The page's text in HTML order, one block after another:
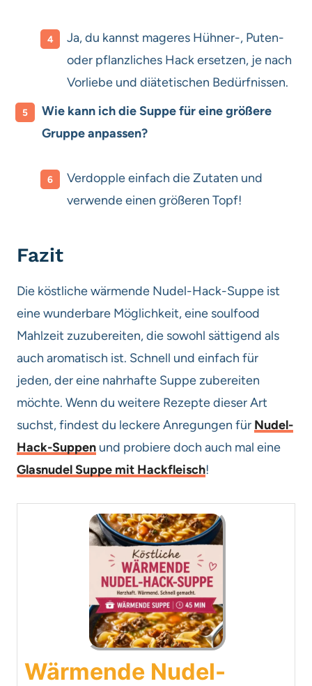
Ja, du kannst mageres Hühner-, Puten-
oder pflanzliches Hack ersetzen, je nach
Vorliebe und diätetischen Bedürfnissen.
Wie kann ich die Suppe für eine größere
Gruppe anpassen?
Verdopple einfach die Zutaten und
verwende einen größeren Topf!
Fazit
Die köstliche wärmende Nudel-Hack-Suppe ist
eine wunderbare Möglichkeit, eine soulfood
Mahlzeit zuzubereiten, die sowohl sättigend als
auch aromatisch ist. Schnell und einfach für
jeden, der eine nahrhafte Suppe zubereiten
möchte. Wenn du weitere Rezepte dieser Art
suchst, findest du leckere Anregungen für Nudel-
Hack-Suppen und probiere doch auch mal eine
Glasnudel Suppe mit Hackfleisch!
Wärmende Nudel-